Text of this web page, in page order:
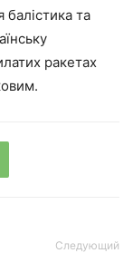
та
ракетах
Следующий